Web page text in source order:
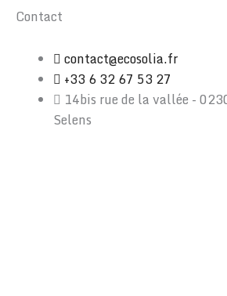
Contact
contact@ecosolia.fr
+33 6 32 67 53 27
14bis rue de la vallée -
Selens